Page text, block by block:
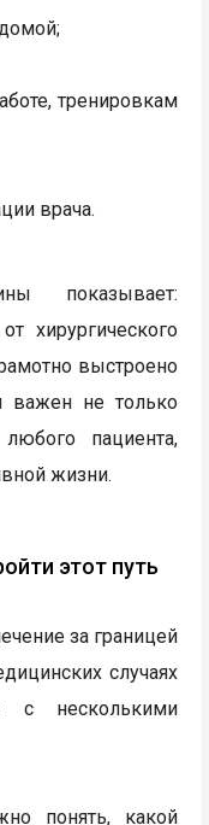
тренировкам
врача.
показывает:
хирургического
выстроено
важен не только
пациента,
жизни.
этот путь
за границей
случаях
с несколькими
понять, какой